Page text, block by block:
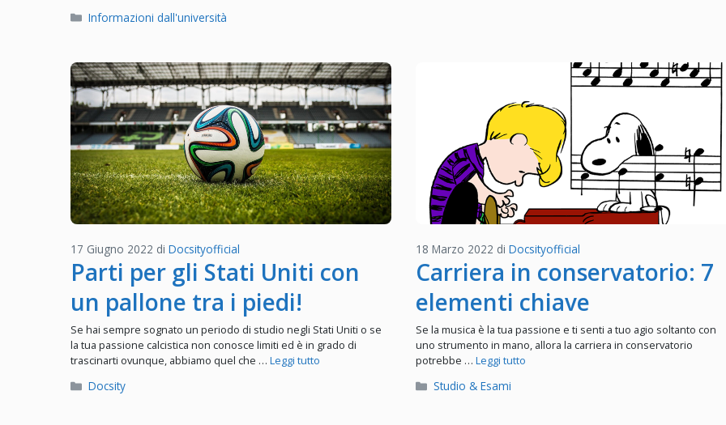
Categorie
Informazioni dall'università
Parti per gli Stati Uniti con
un pallone tra i piedi!
17 Giugno 2022 di Docsityofficial
Se hai sempre sognato un periodo di studio negli Stati Uniti o se
la tua passione calcistica non conosce limiti ed è in grado di
trascinarti ovunque, abbiamo quel che … Leggi tutto
Categorie
Docsity
Carriera in conservatorio: 7
elementi chiave
18 Marzo 2022 di Docsityofficial
Se la musica è la tua passione e ti senti a tuo agio soltanto con
uno strumento in mano, allora la carriera in conservatorio
potrebbe … Leggi tutto
Categorie
Studio & Esami